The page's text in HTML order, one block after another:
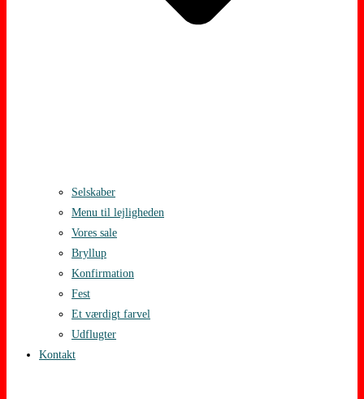
Selskaber
Menu til lejligheden
Vores sale
Bryllup
Konfirmation
Fest
Et værdigt farvel
Udflugter
Kontakt